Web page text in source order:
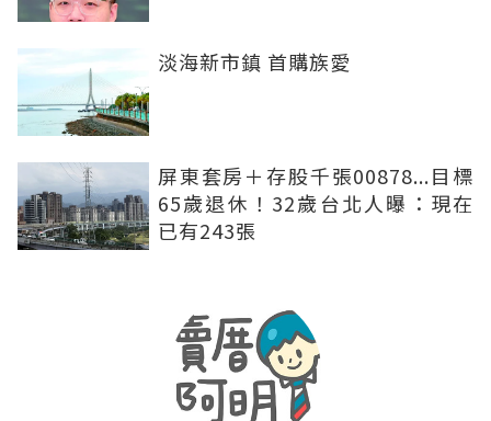
淡海新市鎮 首購族愛
屏東套房＋存股千張00878...目標
65歲退休！32歲台北人曝：現在
已有243張